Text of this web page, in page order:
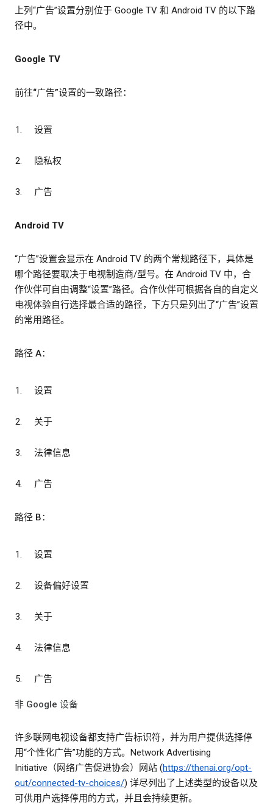
上列“广告”设置分别位于 Google TV 和 Android TV 的以下路
径中。
Google TV
前往“广告”设置的一致路径：
设置
隐私权
广告
Android TV
“广告”设置会显示在 Android TV 的两个常规路径下，具体是
哪个路径要取决于电视制造商/型号。在 Android TV 中，合
作伙伴可自由调整“设置”路径。合作伙伴可根据各自的自定义
电视体验自行选择最合适的路径，下方只是列出了“广告”设置
的常用路径。
路径 A：
设置
关于
法律信息
广告
路径 B：
设置
设备偏好设置
关于
法律信息
广告
非 Google 设备
许多联网电视设备都支持广告标识符，并为用户提供选择停
用“个性化广告”功能的方式。Network Advertising
Initiative（网络广告促进协会）网站 (https://thenai.org/opt-
out/connected-tv-choices/) 详尽列出了上述类型的设备以及
可供用户选择停用的方式，并且会持续更新。